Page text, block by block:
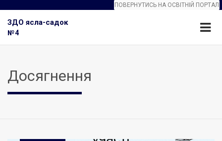
ПОВЕРНУТИСЬ НА ОСВІТНІЙ ПОРТАЛ
ЗДО ясла-садок
№4
Досягнення